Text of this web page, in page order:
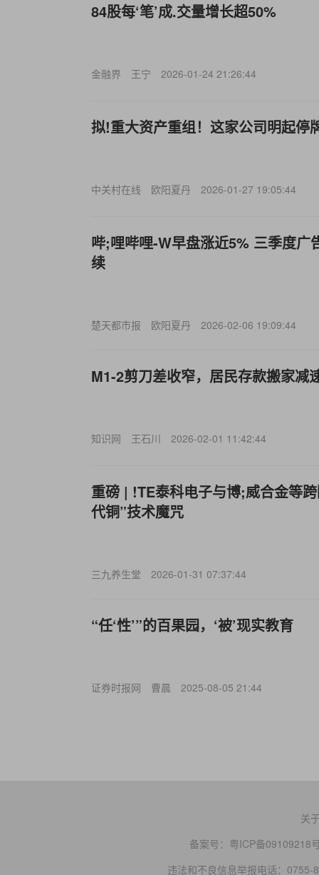
84股每‘笔’成.交量增长超50%
金融界 王宁 2026-01-24 21:26:44
拟!重大资产重组！这家公司明起停
中关村在线 欧阳夏丹 2026-01-27 19:05:44
哔;哩哔哩-W早盘涨近5% 三季度广
续
楚天都市报 欧阳夏丹 2026-02-06 19:09:44
M1-2剪刀差收窄，居民存款搬家减
知识网 王石川 2026-02-01 11:42:44
重磅 | !TE泰科电子与博;威合金等
代铜”技术魔咒
三九养生堂 2026-01-31 07:37:44
“任‘性’”的百果园，‘被’现实教育
证券时报网 曹晨 2025-08-05 21:44
关
备案号： 粤ICP备09109218
违法和不良信息举报电话：0755-